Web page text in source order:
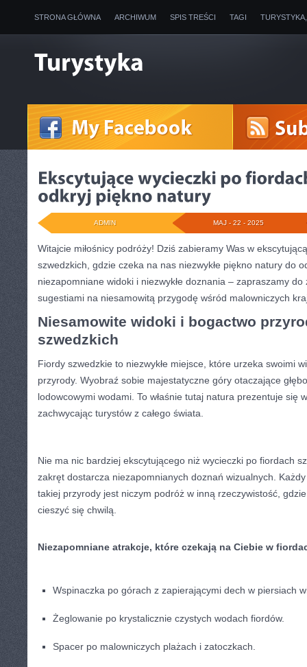
STRONA GŁÓWNA ARCHIWUM SPIS TREŚCI TAGI
MAJ - 22 - 2025
ADMIN
Witajcie miłośnicy podróży! Dziś zabieramy Was w
szwedzkich, ⁣gdzie ⁤czeka na ⁣nas niezwykłe piękno natury do
niezapomniane​ widoki i niezwykłe doznania – zapraszamy
sugestiami⁣ na⁣ niesamowitą przygodę wśród ⁢malowniczych
Niesamowite widoki i bogactwo
szwedzkich
Fiordy szwedzkie to niezwykłe​ miejsce, które urzeka swoimi
przyrody. Wyobraź sobie majestatyczne góry otaczające
lodowcowymi wodami. To właśnie tutaj natura prezentuje ‍się
zachwycając turystów z całego świata.
Nie ma nic bardziej‌ ekscytującego ⁢niż wycieczki⁣ po fiordach
zakręt dostarcza niezapomnianych doznań wizualnych.
takiej przyrody jest niczym podróż w inną rzeczywistość,
cieszyć się ⁣chwilą.
Niezapomniane⁢ atrakcje, ⁢które⁤ czekają na ​Ciebie w
Wspinaczka po górach ‌z‍ zapierającymi dech w ⁢piersiach
Żeglowanie po krystalicznie czystych ⁢wodach fiordów.
Spacer po ‍malowniczych plażach i ⁢zatoczkach.